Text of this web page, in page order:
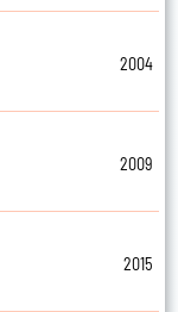
2004
2009
2015